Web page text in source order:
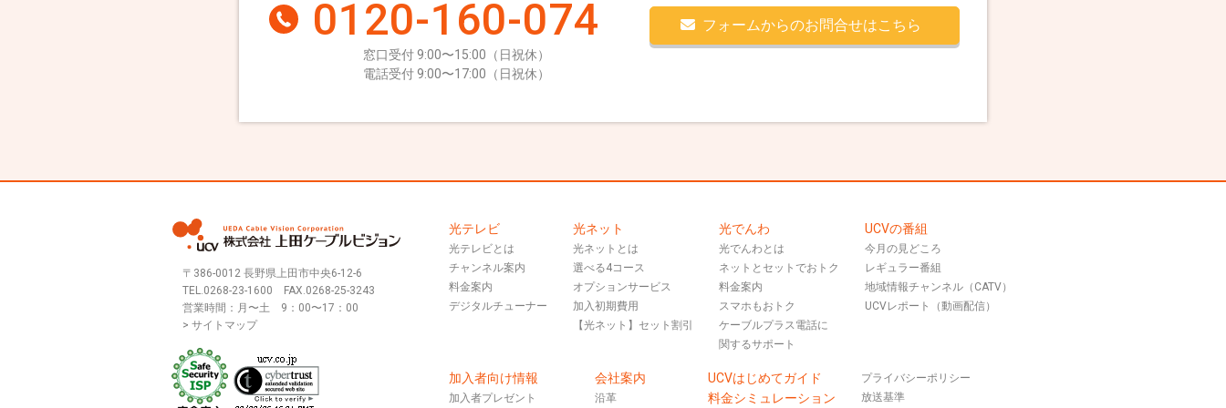
0120-160-074
窓口受付 9:00〜15:00（日祝休）
電話受付 9:00〜17:00（日祝休）
フォームからのお問合せはこちら
〒386-0012 長野県上田市中央6-12-6
TEL.0268-23-1600 FAX.0268-25-3243
営業時間：月〜土 9：00〜17：00
> サイトマップ
光テレビ
光テレビとは
チャンネル案内
料金案内
デジタルチューナー
光ネット
光ネットとは
選べる4コース
オプションサービス
加入初期費用
【光ネット】セット割引
光でんわ
光でんわとは
ネットとセットでおトク
料金案内
スマホもおトク
ケーブルプラス電話に
関するサポート
UCVの番組
今月の見どころ
レギュラー番組
地域情報チャンネル（CATV）
UCVレポート（動画配信）
加入者向け情報
加入者プレゼント
会社案内
沿革
UCVはじめてガイド
料金シミュレーション
プライバシーポリシー
放送基準